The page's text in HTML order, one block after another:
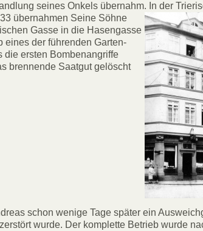
seines Onkels übernahm. In der
übernahmen Seine Söhne
Gasse in die Hasengasse
eines der führenden Garten-
die ersten Bombenangriffe
brennende Saatgut gelöscht
schon wenige Tage später ein
wurde. Der komplette Betrieb wurde